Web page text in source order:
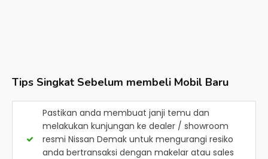
Tips Singkat Sebelum membeli Mobil Baru
Pastikan anda membuat janji temu dan
melakukan kunjungan ke dealer / showroom
resmi Nissan Demak untuk mengurangi resiko
anda bertransaksi dengan makelar atau sales